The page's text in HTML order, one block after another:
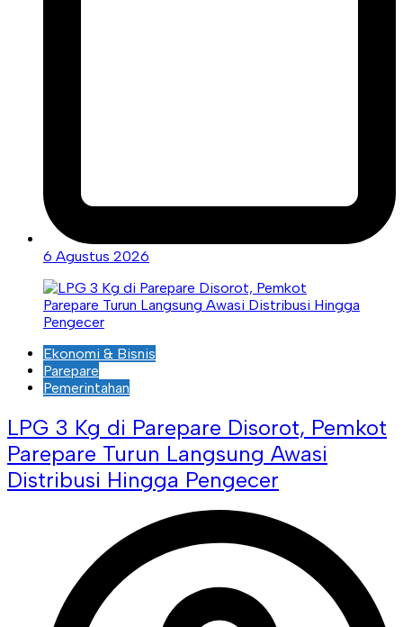
6 Agustus 2026
Ekonomi & Bisnis
Parepare
Pemerintahan
LPG 3 Kg di Parepare Disorot, Pemkot
Parepare Turun Langsung Awasi
Distribusi Hingga Pengecer